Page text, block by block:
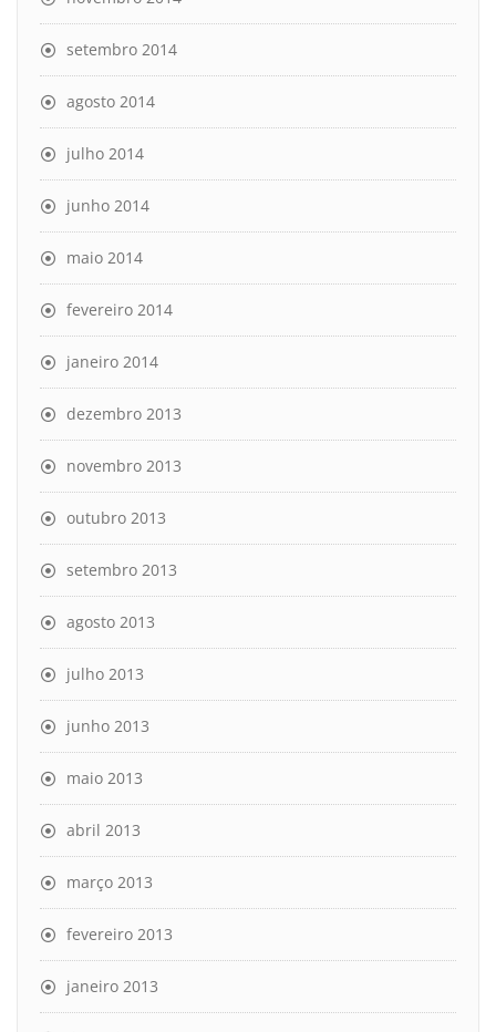
setembro 2014
agosto 2014
julho 2014
junho 2014
maio 2014
fevereiro 2014
janeiro 2014
dezembro 2013
novembro 2013
outubro 2013
setembro 2013
agosto 2013
julho 2013
junho 2013
maio 2013
abril 2013
março 2013
fevereiro 2013
janeiro 2013